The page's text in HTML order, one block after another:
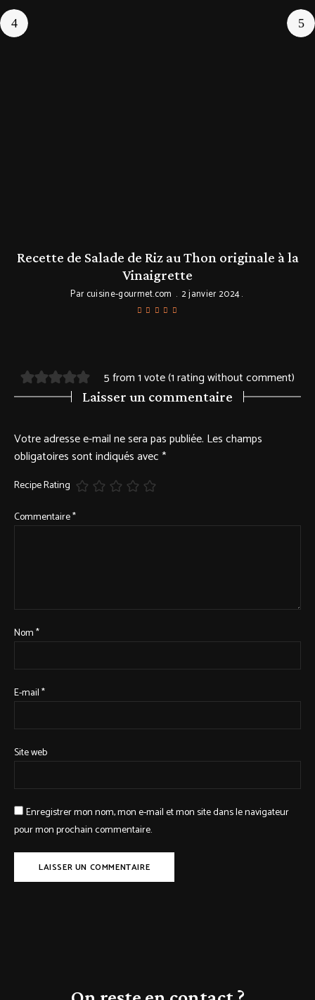
Recette de Salade de Riz au Thon originale à la
Vinaigrette
Par cuisine-gourmet.com 2 janvier 2024
5 from 1 vote (1 rating without comment)
Laisser un commentaire
Votre adresse e-mail ne sera pas publiée. Les champs
obligatoires sont indiqués avec*
Recipe Rating
Commentaire*
Nom*
E-mail*
Site web
Enregistrer mon nom, mon e-mail et mon site dans le navigateur
pour mon prochain commentaire.